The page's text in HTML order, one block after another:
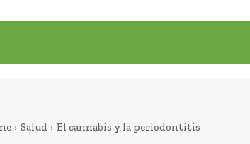
Salud El cannabis y la periodontitis